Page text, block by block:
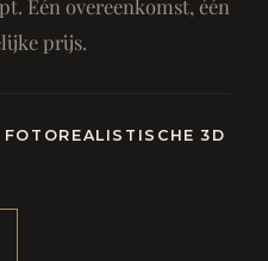
Eén overeenkomst, één
prijs.
FOTOREALISTISCHE 3D